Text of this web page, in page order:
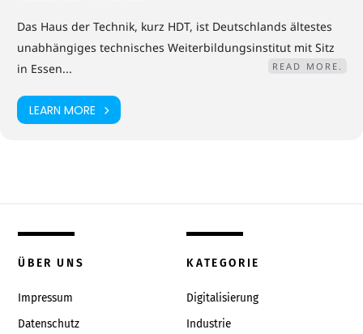
Das Haus der Technik, kurz HDT, ist Deutschlands ältestes
unabhängiges technisches Weiterbildungsinstitut mit Sitz
in Essen...
READ MORE.
LEARN MORE
ÜBER UNS
Impressum
Datenschutz
KATEGORIE
Digitalisierung
Industrie